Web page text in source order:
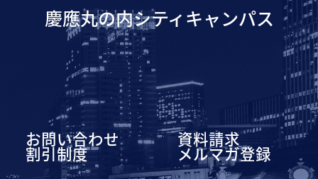
慶應丸の内シティキャンパス
お問い合わせ 資料請求
割引制度 メルマガ登録